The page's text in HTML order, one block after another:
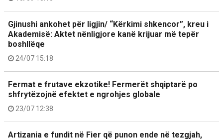
Gjinushi ankohet për ligjin/ “Kërkimi shkencor”, kreu i
Akademisë: Aktet nënligjore kanë krijuar më tepër
boshllëqe
24/07 15:18
Fermat e frutave ekzotike! Fermerët shqiptarë po
shfrytëzojnë efektet e ngrohjes globale
23/07 12:38
Artizania e fundit në Fier që punon ende në tezgjah,